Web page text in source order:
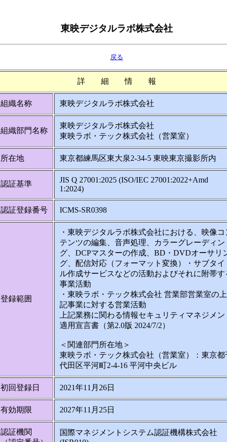
東映デジタルラボ株式会社
戻る
詳 細 情 報
組織名称 東映デジタルラボ株式会社
組織部門名称
東映デジタルラボ株式会社
東映ラボ・テック株式会社（営業室）
所在地 東京都練馬区東大泉2-34-5 東映東京撮影所内
認証基準
JIS Q 27001:2025 (ISO/IEC 27001:2022+Amd
1:2024)
認証登録番号 ICMS-SR0398
登録範囲
・東映デジタルラボ株式会社における、映像コ
テンツの編集、音声処理、カラーグレーディン
グ、DCPマスターの作成、BD・DVDオーサリ
グ、配信対応（フォーマット変換）・サブタイ
ル作成サービスなどの活動およびそれに附帯す
事業活動
・東映ラボ・テック株式会社 営業部営業室の上
記事業に対する営業活動
上記業務に関わる情報セキュリティマネジメン
適用宣言書（第2.0版 2024/7/2）
＜関連部門所在地＞
東映ラボ・テック株式会社（営業室）：東京都
代田区平河町2-4-16 平河中央ビル
初回登録日 2021年11月26日
有効期限 2027年11月25日
認証機関
国際マネジメントシステム認証機構株式会社